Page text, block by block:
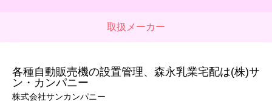
取扱メーカー
各種自動販売機の設置管理、森永乳業宅配は(株)サ
ン・カンパニー
株式会社サンカンパニー